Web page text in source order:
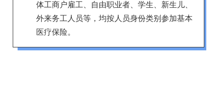
体工商户雇工、自由职业者、学生、新生儿、
外来务工人员等，均按人员身份类别参加基本
医疗保险。